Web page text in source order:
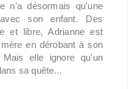
n'a désormais qu'une
son enfant. Des
et libre, Adrianne est
en dérobant à son
elle ignore qu'un
sa quête...